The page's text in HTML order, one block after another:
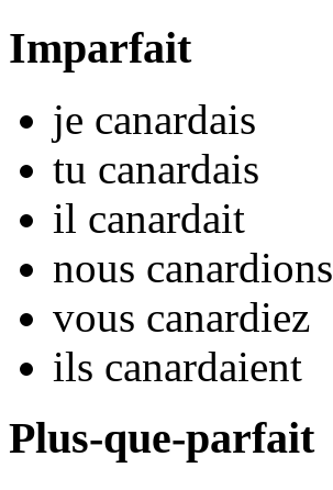
Imparfait
je canardais
tu canardais
il canardait
nous canardions
vous canardiez
ils canardaient
Plus-que-parfait